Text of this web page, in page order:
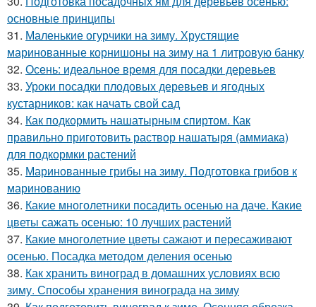
основные принципы
31. Маленькие огурчики на зиму. Хрустящие
маринованные корнишоны на зиму на 1 литровую банку
32. Осень: идеальное время для посадки деревьев
33. Уроки посадки плодовых деревьев и ягодных
кустарников: как начать свой сад
34. Как подкормить нашатырным спиртом. Как
правильно приготовить раствор нашатыря (аммиака)
для подкормки растений
35. Маринованные грибы на зиму. Подготовка грибов к
маринованию
36. Какие многолетники посадить осенью на даче. Какие
цветы сажать осенью: 10 лучших растений
37. Какие многолетние цветы сажают и пересаживают
осенью. Посадка методом деления осенью
38. Как хранить виноград в домашних условиях всю
зиму. Способы хранения винограда на зиму